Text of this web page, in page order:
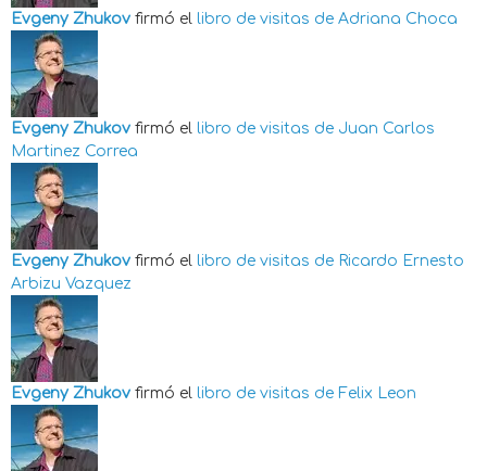
Evgeny Zhukov firmó el libro de visitas de Adriana Choca
Evgeny Zhukov firmó el libro de visitas de Juan Carlos
Martinez Correa
Evgeny Zhukov firmó el libro de visitas de Ricardo Ernesto
Arbizu Vazquez
Evgeny Zhukov firmó el libro de visitas de Felix Leon